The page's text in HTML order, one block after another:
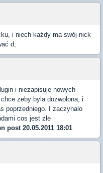
i niech każdy ma swój nick
d;
i niezapisuje nowych
zeby byla dozwolona, i
poprzedniego. I zaczynalo
cos jest zle
post 20.05.2011 18:01